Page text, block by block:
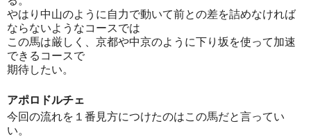
やはり中山のように自力で動いて前との差を詰めなければ
ならないようなコースでは
この馬は厳しく、京都や中京のように下り坂を使って加速
できるコースで
期待したい。
アポロドルチェ
今回の流れを１番見方につけたのはこの馬だと言ってい
い。